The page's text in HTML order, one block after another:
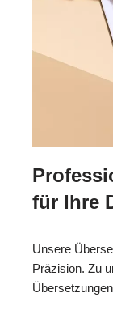
für Ihre
Unsere
Präzision. Zu